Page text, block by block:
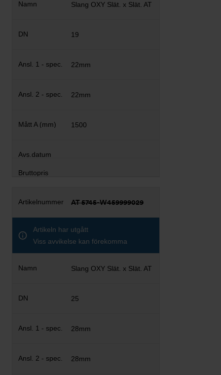
Slang OXY Slät. x Slät. AT
19
22mm
22mm
1500
AT 5745-W459999029
Artikeln har utgått
Viss avvikelse kan förekomma
Slang OXY Slät. x Slät. AT
25
28mm
28mm